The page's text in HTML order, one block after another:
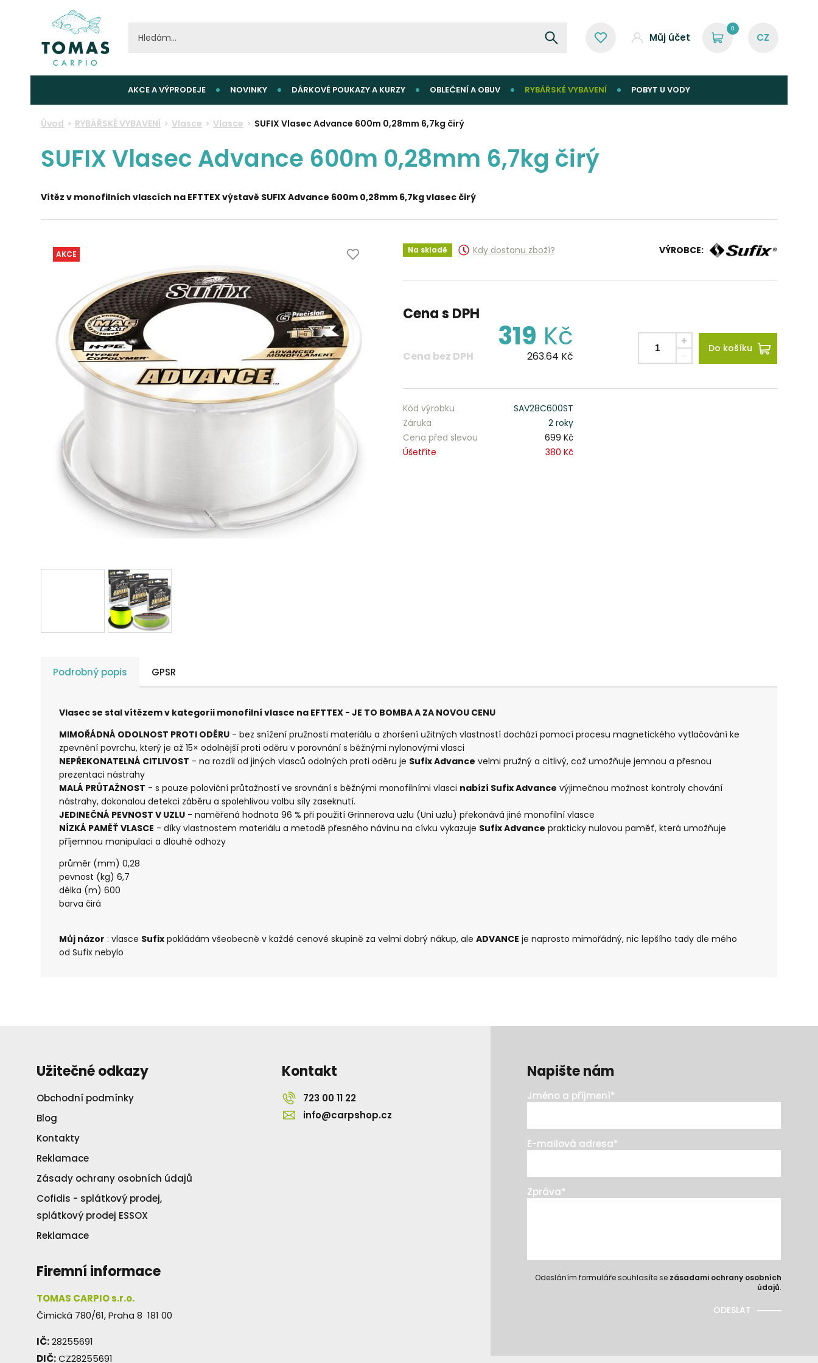
Můj účet
0
AKCE A VÝPRODEJE NOVINKY DÁRKOVÉ POUKAZY A KURZY OBLEČENÍ A OBUV RYBÁŘSKÉ VYBAVENÍ POBYT U VODY
Úvod RYBÁŘSKÉ VYBAVENÍ Vlasce Vlasce SUFIX Vlasec Advance 600m 0,28mm 6,7kg čirý
SUFIX Vlasec Advance 600m 0,28mm 6,7kg čirý
Vítěz v monofilních vlascích na EFTTEX výstavě SUFIX Advance 600m 0,28mm 6,7kg vlasec čirý
AKCE Na skladě Kdy dostanu zboží? VÝROBCE:
Cena s DPH
319 Kč
Cena bez DPH 263.64 Kč
Do košíku
Kód výrobku
SAV28C600ST
Záruka
2 roky
Cena před slevou
699 Kč
Úšetříte
380 Kč
Podrobný popis GPSR
Vlasec se stal vítězem v kategorii monofilní vlasce na EFTTEX - JE TO BOMBA A ZA NOVOU CENU
MIMOŘÁDNÁ ODOLNOST PROTI ODĚRU - bez snížení pružnosti materiálu a zhoršení užitných vlastností dochází pomocí procesu magnetického vytlačování ke
zpevnění povrchu, který je až 15× odolnější proti oděru v porovnání s běžnými nylonovými vlasci
NEPŘEKONATELNÁ CITLIVOST - na rozdíl od jiných vlasců odolných proti oděru je Sufix Advance velmi pružný a citlivý, což umožňuje jemnou a přesnou
prezentaci nástrahy
MALÁ PRŮTAŽNOST - s pouze poloviční průtažností ve srovnání s běžnými monofilními vlasci nabízí Sufix Advance výjimečnou možnost kontroly chování
nástrahy, dokonalou detekci záběru a spolehlivou volbu síly zaseknutí.
JEDINEČNÁ PEVNOST V UZLU - naměřená hodnota 96 % při použití Grinnerova uzlu (Uni uzlu) překonává jiné monofilní vlasce
NÍZKÁ PAMĚŤ VLASCE - díky vlastnostem materiálu a metodě přesného návinu na cívku vykazuje Sufix Advance prakticky nulovou paměť, která umožňuje
příjemnou manipulaci a dlouhé odhozy
průměr (mm) 0,28
pevnost (kg) 6,7
délka (m) 600
barva čirá
Můj názor : vlasce Sufix pokládám všeobecně v každé cenové skupině za velmi dobrý nákup, aleADVANCE je naprosto mimořádný, nic lepšího tady dle mého
od Sufix nebylo
Užitečné odkazy
Obchodní podmínky
Blog
Kontakty
Reklamace
Zásady ochrany osobních údajů
Cofidis - splátkový prodej,
splátkový prodej ESSOX
Reklamace
Firemní informace
TOMAS CARPIO s.r.o.
Čimická 780/61, Praha 8 181 00
IČ:28255691
DIČ:CZ28255691
Kontakt
723 00 11 22
info@carpshop.cz
Napište nám
Jméno a příjmení*
E-mailová adresa*
Zpráva*
Odesláním formuláře souhlasíte se zásadami ochrany osobních
údajů.
ODESLAT